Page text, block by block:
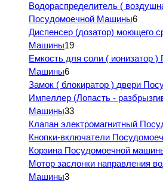
Водораспределитель (
Посудомоечной Машины6
Диспенсер (дозатор) моющего
Машины19
Емкость для соли ( ионизатор
Машины6
Замок ( блокиратор ) двери
Импеллер (Лопасть -
Машины33
Клапан электромагнитный
Кнопки-включатели
Корзина Посудомоечной
Мотор заслонки направления
Машины3